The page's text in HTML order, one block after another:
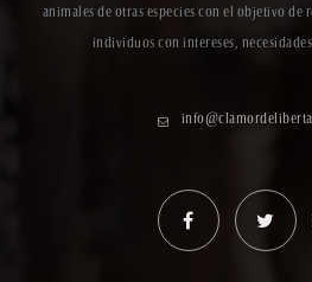
animales de otras especies con el objetivo
individuos con intereses,